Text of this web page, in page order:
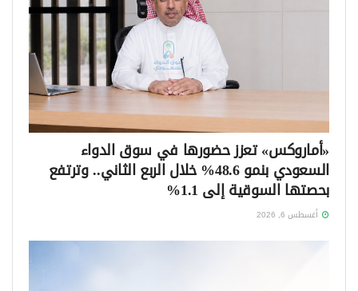
«أماروكس» تعزز حضورها في سوق الدواء
السعودي بنمو 48.6% خلال الربع الثاني.. وترتفع
بحصتها السوقية إلى 1.1%
أغسطس 6, 2026